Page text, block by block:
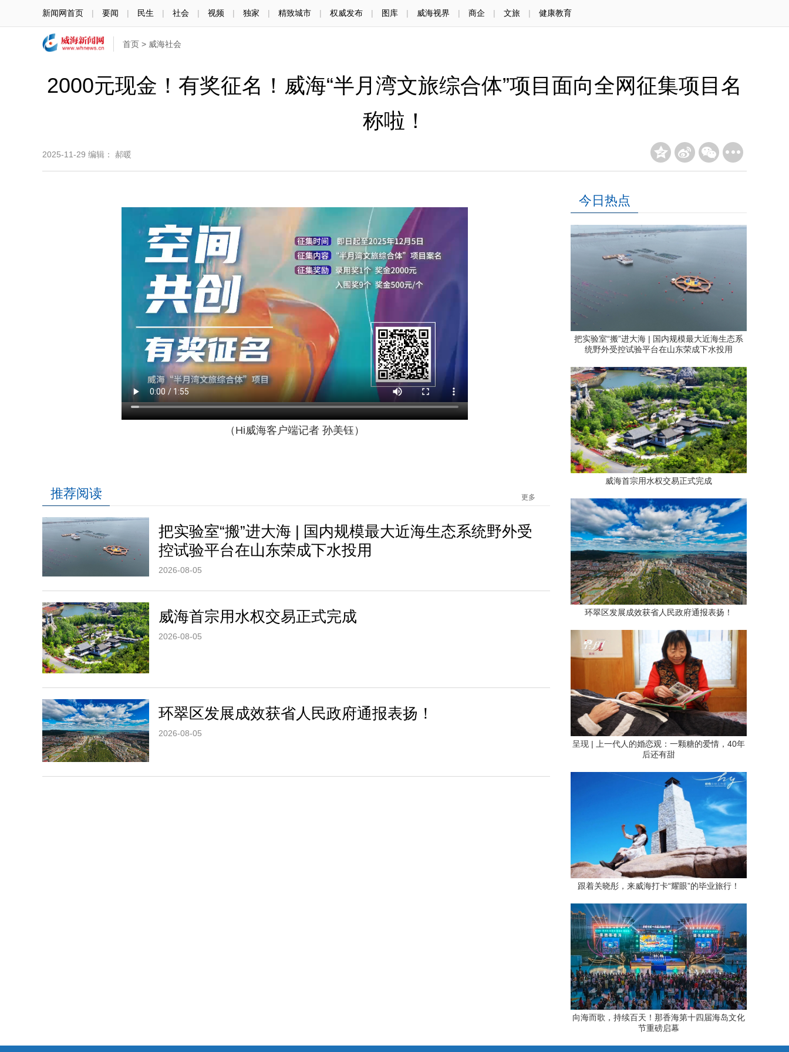
新闻网首页 | 要闻 | 民生 | 社会 | 视频 | 独家 | 精致城市 | 权威发布 | 图库 | 威海视界 | 商企 | 文旅 | 健康教育
首页 > 威海社会
2000元现金！有奖征名！威海“半月湾文旅综合体”项目面向全网征集项目名
称啦！
2025-11-29 编辑： 郝暖
（Hi威海客户端记者 孙美钰）
推荐阅读 更多
把实验室“搬”进大海 | 国内规模最大近海生态系统野外受
控试验平台在山东荣成下水投用
2026-08-05
威海首宗用水权交易正式完成
2026-08-05
环翠区发展成效获省人民政府通报表扬！
2026-08-05
今日热点
把实验室“搬”进大海 | 国内规模最大近海生态系
统野外受控试验平台在山东荣成下水投用
威海首宗用水权交易正式完成
环翠区发展成效获省人民政府通报表扬！
呈现 | 上一代人的婚恋观：一颗糖的爱情，40年
后还有甜
跟着关晓彤，来威海打卡“耀眼”的毕业旅行！
向海而歌，持续百天！那香海第十四届海岛文化
节重磅启幕